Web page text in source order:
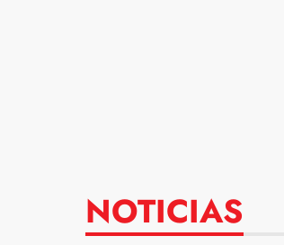
NOTICIAS